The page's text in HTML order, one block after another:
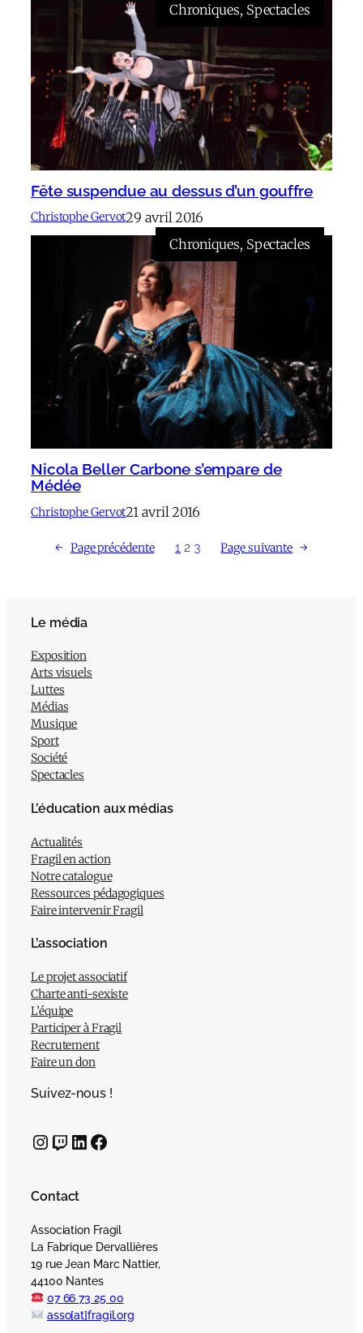
Chroniques, Spectacles
Fête suspendue au dessus d’un gouffre
Christophe Gervot29 avril 2016
Chroniques, Spectacles
Nicola Beller Carbone s’empare de
Médée
Christophe Gervot21 avril 2016
← Page précédente 1 2 3 Page suivante →
Le média
Exposition
Arts visuels
Luttes
Médias
Musique
Sport
Société
Spectacles
L’éducation aux médias
Actualités
Fragil en action
Notre catalogue
Ressources pédagogiques
Faire intervenir Fragil
L’association
Le projet associatif
Charte anti-sexiste
L’équipe
Participer à Fragil
Recrutement
Faire un don
Suivez-nous !
InstagramTwitch LinkedIn Facebook
Contact
Association Fragil
La Fabrique Dervallières
19 rue Jean Marc Nattier,
44100 Nantes
07 66 73 25 00
asso[at]fragil.org